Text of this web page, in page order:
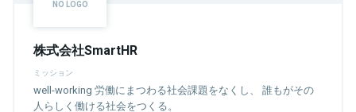
株式会社SmartHR
ミッション
well-working 労働にまつわる社会課題をなくし、 誰もがその
人らしく働ける社会をつくる。